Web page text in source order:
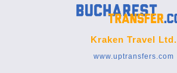
Kraken Travel Ltd.
www.uptransfers.com